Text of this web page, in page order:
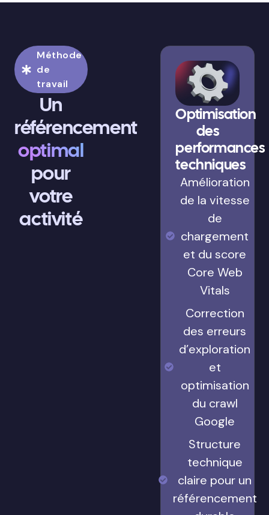
Méthode
de
travail
Un
référencement
optimal
pour
votre
activité
Optimisation
des
performances
techniques
Amélioration
de la vitesse
de
chargement
et du score
Core Web
Vitals
Correction
des erreurs
d’exploration
et
optimisation
du crawl
Google
Structure
technique
claire pour un
référencement